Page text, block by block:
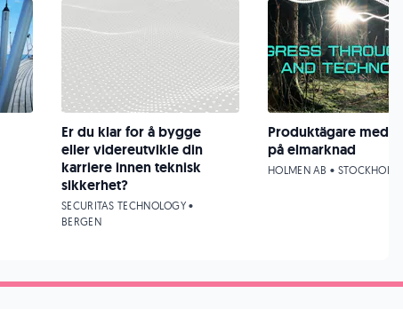
Er du klar for å bygge
eller videreutvikle din
karriere innen teknisk
sikkerhet?
SECURITAS TECHNOLOGY •
BERGEN
Produktägare med
på elmarknad
HOLMEN AB • STOCKHOLM